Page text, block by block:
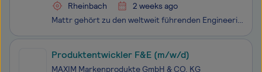
Rheinbach
2 weeks ago
Mattr gehört zu den weltweit führenden Engineering- und Servicedienstleistern für Industrien der Bereiche Mobilität, Infrastruktur und Verkehr. Die Division DSG-Canusa im Geschäftsfeld Connection Technologies entwickelt, produziert und vertreibt an Standorten in Nordamerika, Europa und China innovat
Produktentwickler F&E (m/w/d)
MAXIM Markenprodukte GmbH & CO. KG